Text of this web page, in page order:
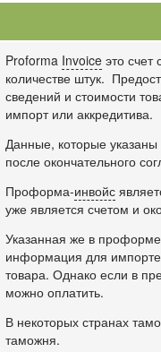
Proforma Invoice это
количестве штук.
сведений и стоимости
импорт или аккредитива.
Данные, которые
после окончательного
Проформа-инвойс
уже является счетом и
Указанная же в
информация для
товара. Однако если в
можно оплатить.
В некоторых странах
таможня.